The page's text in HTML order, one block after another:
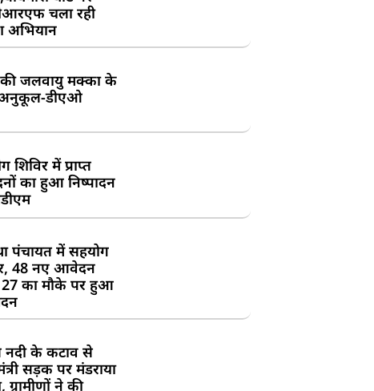
चला रही
अभियान
जलवायु मक्का के
डीएओ
शिविर में प्राप्त
का हुआ निष्पादन
पंचायत में सहयोग
48 नए आवेदन
27 का मौके पर हुआ
के कटाव से
सड़क पर मंडराया
ग्रामीणों ने की